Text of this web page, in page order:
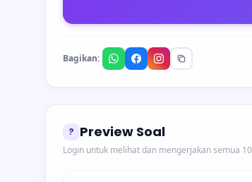
Bagikan:
? Preview Soal
Login untuk melihat dan mengerjakan semua